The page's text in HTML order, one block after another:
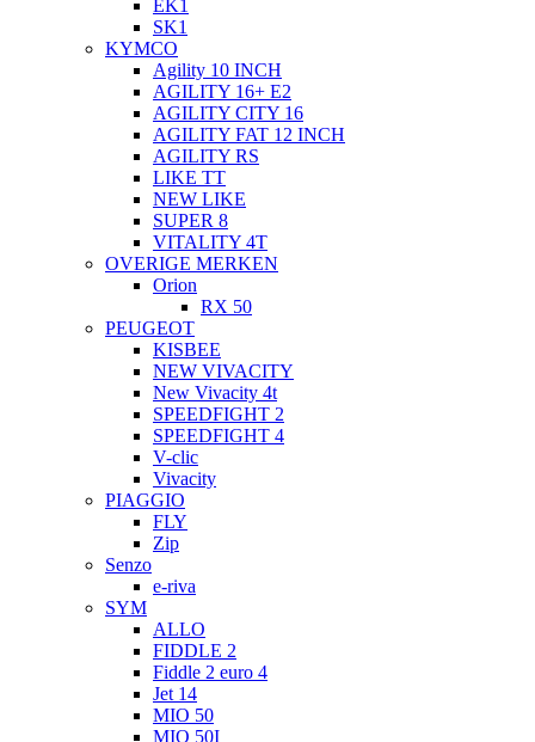
EK1
SK1
KYMCO
Agility 10 INCH
AGILITY 16+ E2
AGILITY CITY 16
AGILITY FAT 12 INCH
AGILITY RS
LIKE TT
NEW LIKE
SUPER 8
VITALITY 4T
OVERIGE MERKEN
Orion
RX 50
PEUGEOT
KISBEE
NEW VIVACITY
New Vivacity 4t
SPEEDFIGHT 2
SPEEDFIGHT 4
V-clic
Vivacity
PIAGGIO
FLY
Zip
Senzo
e-riva
SYM
ALLO
FIDDLE 2
Fiddle 2 euro 4
Jet 14
MIO 50
MIO 50I